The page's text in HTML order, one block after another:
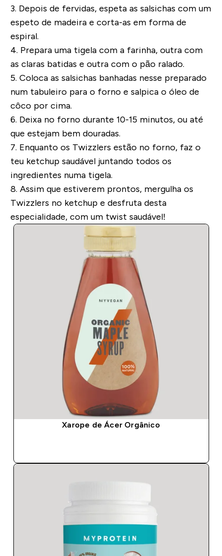
3. Depois de fervidas, espeta as salsichas com um
espeto de madeira e corta-as em forma de
espiral.
4. Prepara uma tigela com a farinha, outra com
as claras batidas e outra com o pão ralado.
5. Coloca as salsichas banhadas nesse preparado
num tabuleiro para o forno e salpica o óleo de
côco por cima.
6. Deixa no forno durante 10-15 minutos, ou até
que estejam bem douradas.
7. Enquanto os Twizzlers estão no forno, faz o
teu ketchup saudável juntando todos os
ingredientes numa tigela.
8. Assim que estiverem prontos, mergulha os
Twizzlers no ketchup e desfruta desta
especialidade, com um twist saudável!
Xarope de Ácer Orgânico